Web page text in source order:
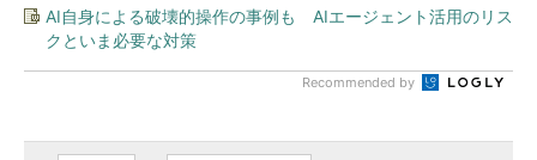
AI自身による破壊的操作の事例も AIエージェント活用のリス
クといま必要な対策
Recommended by